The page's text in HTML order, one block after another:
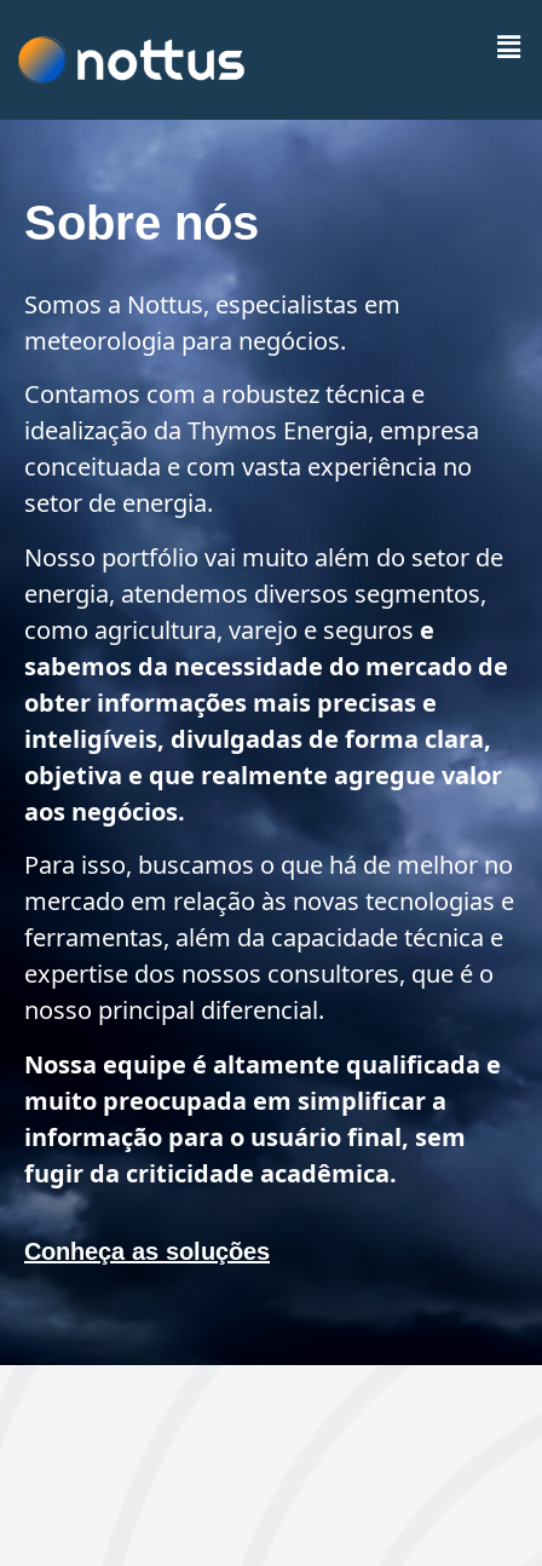
Sobre nós
Somos a Nottus, especialistas em
meteorologia para negócios.
Contamos com a robustez técnica e
idealização da Thymos Energia, empresa
conceituada e com vasta experiência no
setor de energia.
Nosso portfólio vai muito além do setor de
energia, atendemos diversos segmentos,
como agricultura, varejo e seguros e
sabemos da necessidade do mercado de
obter informações mais precisas e
inteligíveis, divulgadas de forma clara,
objetiva e que realmente agregue valor
aos negócios.
Para isso, buscamos o que há de melhor no
mercado em relação às novas tecnologias e
ferramentas, além da capacidade técnica e
expertise dos nossos consultores, que é o
nosso principal diferencial.
Nossa equipe é altamente qualificada e
muito preocupada em simplificar a
informação para o usuário final, sem
fugir da criticidade acadêmica.
Conheça as soluções